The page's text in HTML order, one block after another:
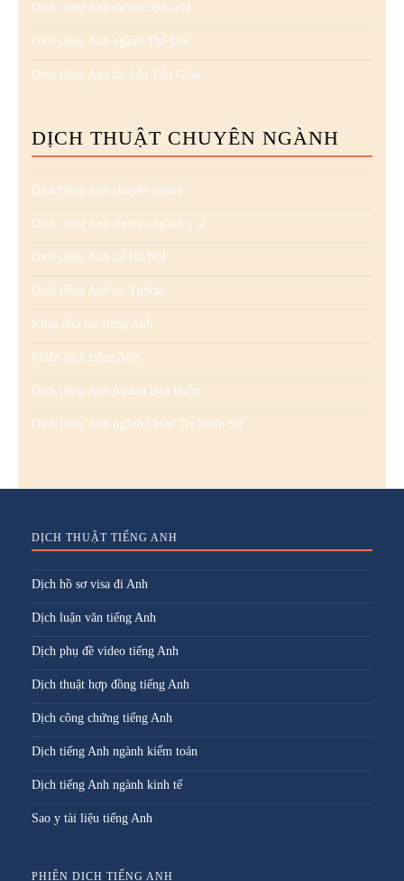
Dịch tiếng Anh tài liệu Báo chí
Dịch tiếng Anh ngành Thể Dục
Dịch tiếng Anh tài liệu Tôn Giáo
DỊCH THUẬT CHUYÊN NGÀNH
Dịch tiếng Anh chuyên ngành
Dịch tiếng Anh chuyên ngành y tế
Dịch tiếng Anh tại Hà Nội
Dịch tiếng Anh tại Tphcm
Khóa đào tạo tiếng Anh
Phiên dịch tiếng Anh
Dịch tiếng Anh Ngành Bảo Hiểm
Dịch tiếng Anh ngành Quản Trị Nhân Sự
DỊCH THUẬT TIẾNG ANH
Dịch hồ sơ visa đi Anh
Dịch luận văn tiếng Anh
Dịch phụ đề video tiếng Anh
Dịch thuật hợp đồng tiếng Anh
Dịch công chứng tiếng Anh
Dịch tiếng Anh ngành kiểm toán
Dịch tiếng Anh ngành kinh tế
Sao y tài liệu tiếng Anh
PHIÊN DỊCH TIẾNG ANH